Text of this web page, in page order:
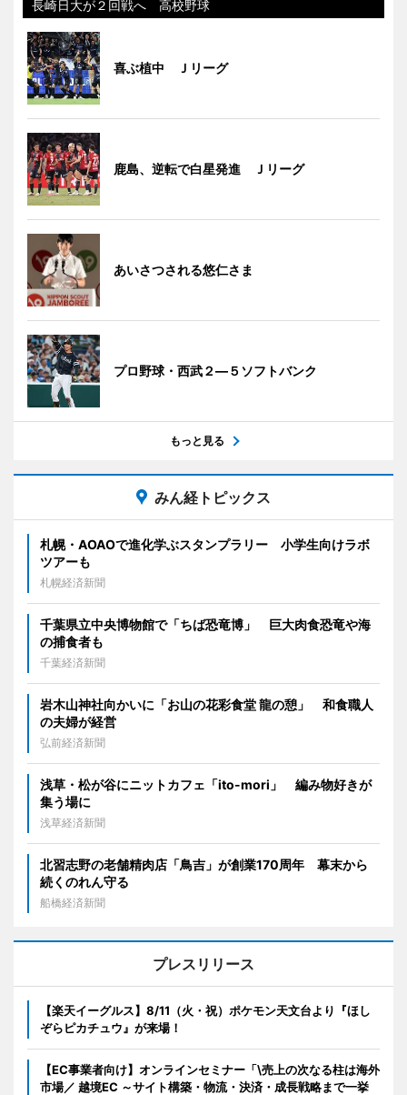
長崎日大が２回戦へ 高校野球
喜ぶ植中 Ｊリーグ
鹿島、逆転で白星発進 Ｊリーグ
あいさつされる悠仁さま
プロ野球・西武２―５ソフトバンク
もっと見る
みん経トピックス
札幌・AOAOで進化学ぶスタンプラリー 小学生向けラボ
ツアーも
札幌経済新聞
千葉県立中央博物館で「ちば恐竜博」 巨大肉食恐竜や海
の捕食者も
千葉経済新聞
岩木山神社向かいに「お山の花彩食堂 龍の憩」 和食職人
の夫婦が経営
弘前経済新聞
浅草・松が谷にニットカフェ「ito-mori」 編み物好きが
集う場に
浅草経済新聞
北習志野の老舗精肉店「鳥吉」が創業170周年 幕末から
続くのれん守る
船橋経済新聞
プレスリリース
【楽天イーグルス】8/11（火・祝）ポケモン天文台より『ほし
ぞらピカチュウ』が来場！
【EC事業者向け】オンラインセミナー「\売上の次なる柱は海外
市場／ 越境EC ～サイト構築・物流・決済・成長戦略まで一挙